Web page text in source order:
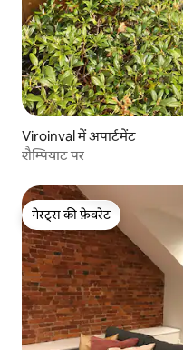
Viroinval में अपार्टमेंट
शैम्पियाट पर
गेस्ट्स की फ़ेवरेट
गेस्ट्स की फ़ेवरेट